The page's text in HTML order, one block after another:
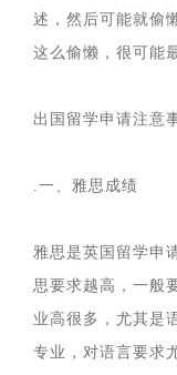
述，然后可能就偷
这么偷懒，很可能
出国留学申请注意
.一、雅思成绩
雅思是英国留学申
思要求越高，一般
业高很多，尤其是
专业，对语言要求